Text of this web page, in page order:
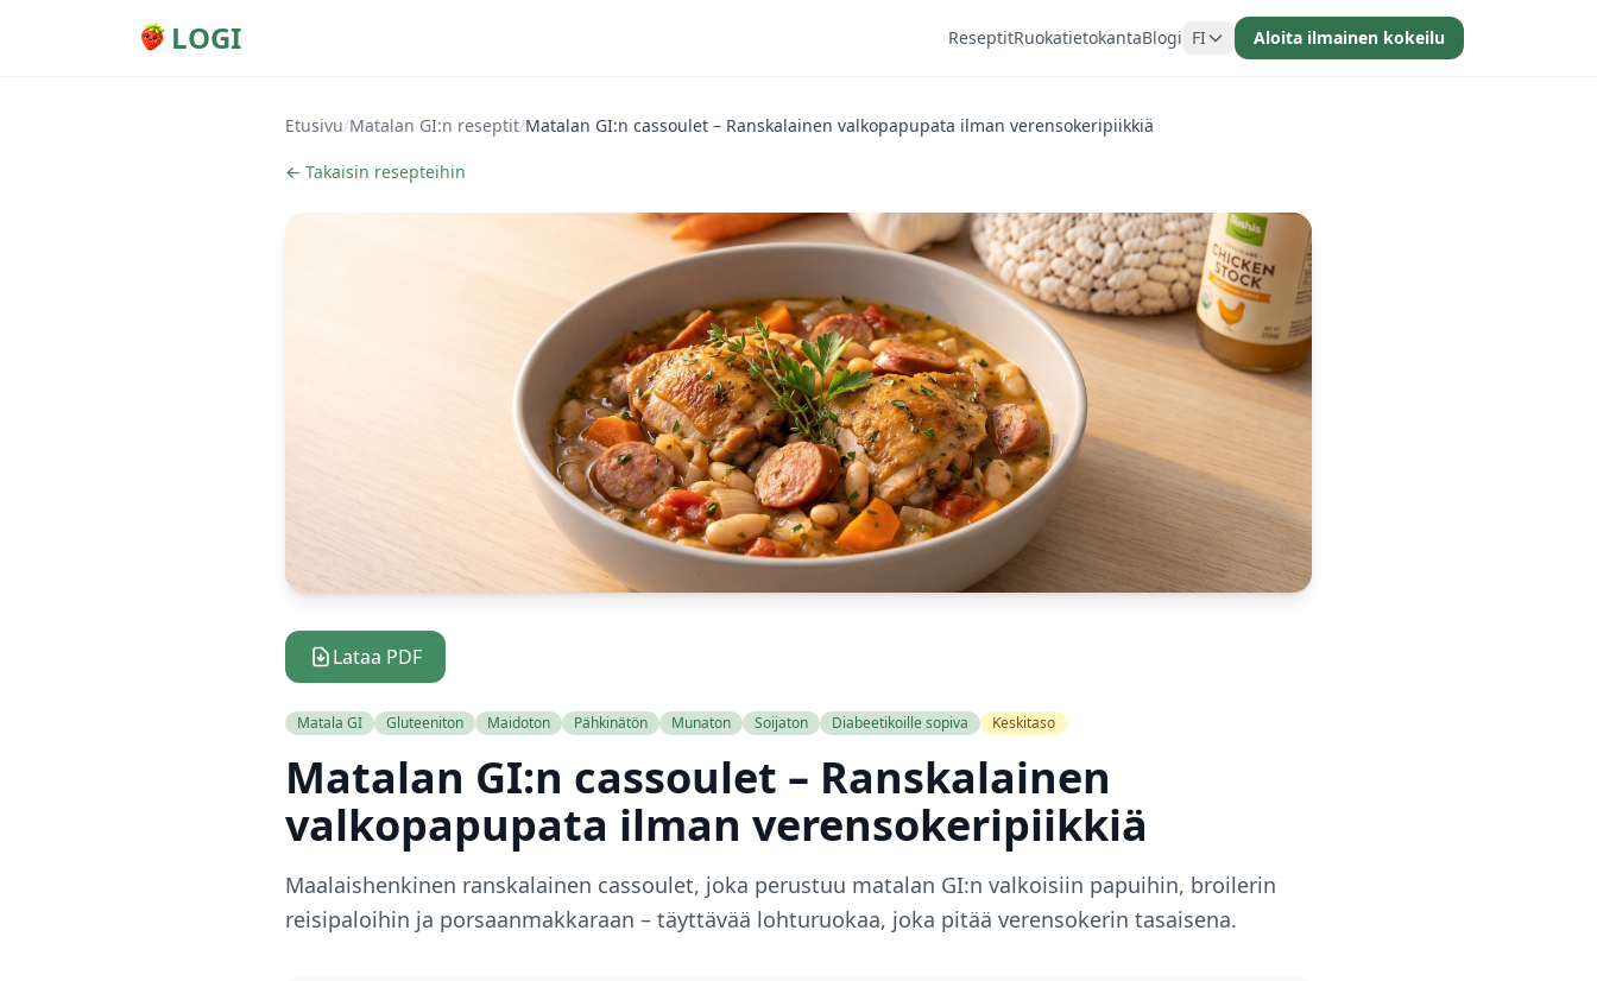
LOGI ReseptitRuokatietokantaBlogi FI Aloita ilmainen kokeilu
Etusivu/Matalan GI:n reseptit/Matalan GI:n cassoulet – Ranskalainen valkopapupata ilman verensokeripiikkiä
← Takaisin resepteihin
Lataa PDF
Matala GI Gluteeniton Maidoton Pähkinätön Munaton Soijaton Diabeetikoille sopiva Keskitaso
Matalan GI:n cassoulet – Ranskalainen
valkopapupata ilman verensokeripiikkiä
Maalaishenkinen ranskalainen cassoulet, joka perustuu matalan GI:n valkoisiin papuihin, broilerin
reisipaloihin ja porsaanmakkaraan – täyttävää lohturuokaa, joka pitää verensokerin tasaisena.